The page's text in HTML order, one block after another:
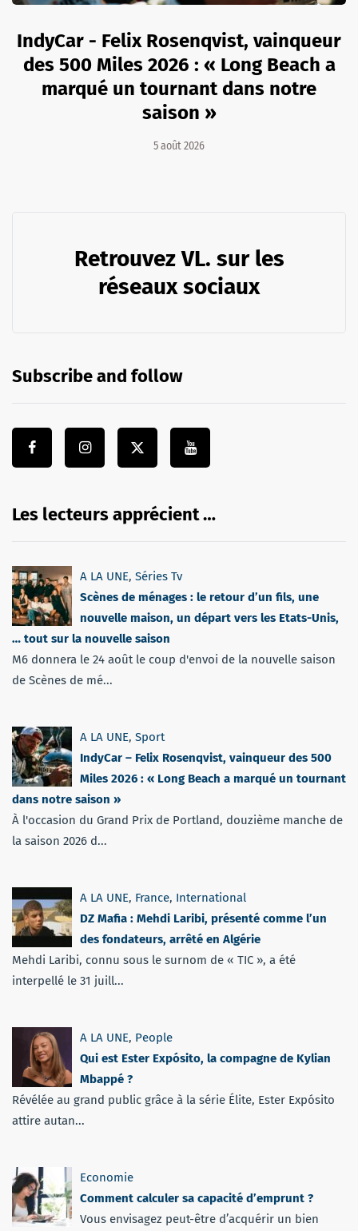
IndyCar - Felix Rosenqvist, vainqueur
des 500 Miles 2026 : « Long Beach a
marqué un tournant dans notre
saison »
5 août 2026
Retrouvez VL. sur les
réseaux sociaux
Subscribe and follow
Les lecteurs apprécient …
A LA UNE, Séries Tv
Scènes de ménages : le retour d’un fils, une
nouvelle maison, un départ vers les Etats-Unis,
… tout sur la nouvelle saison
M6 donnera le 24 août le coup d'envoi de la nouvelle saison
de Scènes de mé...
A LA UNE, Sport
IndyCar – Felix Rosenqvist, vainqueur des 500
Miles 2026 : « Long Beach a marqué un tournant
dans notre saison »
À l'occasion du Grand Prix de Portland, douzième manche de
la saison 2026 d...
A LA UNE, France, International
DZ Mafia : Mehdi Laribi, présenté comme l’un
des fondateurs, arrêté en Algérie
Mehdi Laribi, connu sous le surnom de « TIC », a été
interpellé le 31 juill...
A LA UNE, People
Qui est Ester Expósito, la compagne de Kylian
Mbappé ?
Révélée au grand public grâce à la série Élite, Ester Expósito
attire autan...
Economie
Comment calculer sa capacité d’emprunt ?
Vous envisagez peut-être d’acquérir un bien